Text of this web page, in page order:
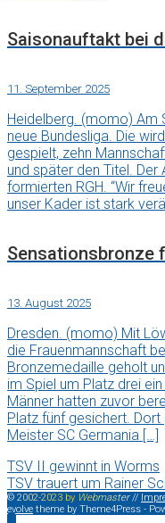
Saisonauftakt bei
11. September 2025
Heidelberg. (momo) Am
neue Bundesliga. Die
gespielt, zehn
und später den Titel. Der
formierten RGH. “Wir
unser Kader ist stark
Sensationsbronze
13. August 2025
Dresden. (momo) Mit
die Frauenmannschaft
Bronzemedaille geholt
im Spiel um Platz drei
Männer hatten zuvor
Platz fünf gesichert. Dort
Meister SC Germania […]
TSV II gewinnt in Worms
TSV trauert um Rainer
© 2002-2023 by Webmaster//
evolve theme by Theme4Press -